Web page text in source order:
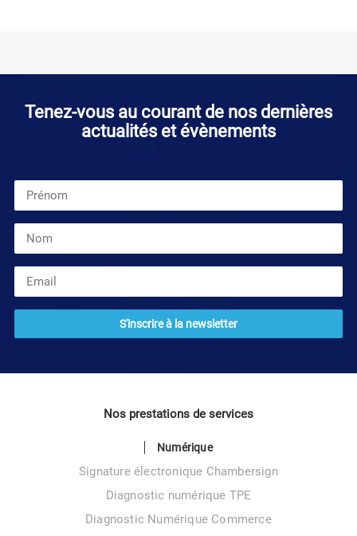
Tenez-vous au courant de nos dernières
actualités et évènements
Nos prestations de services
Numérique
Signature électronique Chambersign
Diagnostic numérique TPE
Diagnostic Numérique Commerce